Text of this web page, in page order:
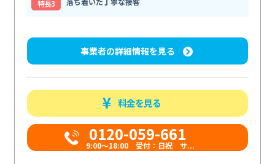
特⻑3
事業者の詳細情報を見る
料金を見る
0120-059-661
9:00〜18:00 受付：日祝 サ...